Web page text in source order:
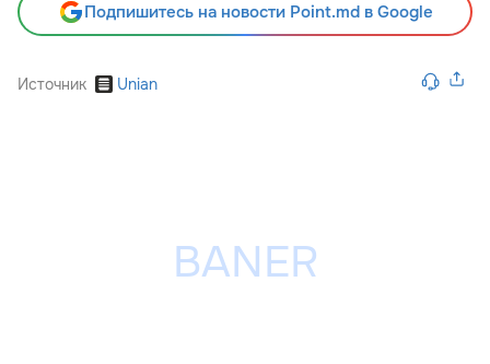
Подпишитесь на новости Point.md в Google
Источник Unian